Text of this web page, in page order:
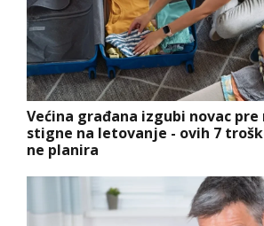
Većina građana izgubi novac
stigne na letovanje - ovih 7
ne planira